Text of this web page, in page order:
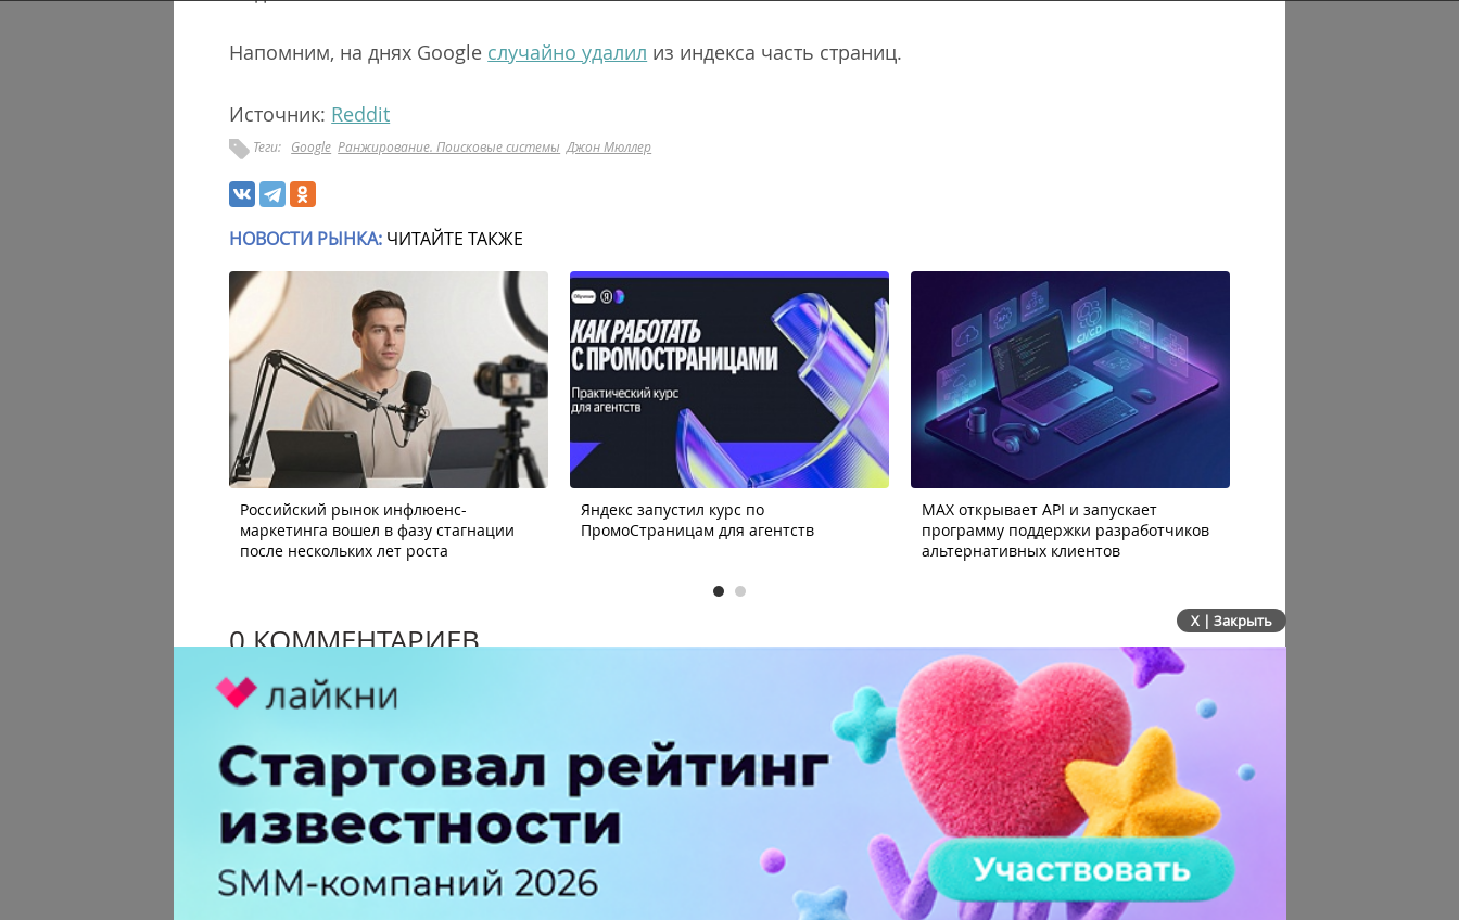
Напомним, на днях Google случайно удалил из индекса часть страниц.
Источник: Reddit
Теги: Google Ранжирование. Поисковые системы Джон Мюллер
НОВОСТИ РЫНКА: ЧИТАЙТЕ ТАКЖЕ
Российский рынок инфлюенс-
маркетинга вошел в фазу стагнации
после нескольких лет роста
Яндекс запустил курс по
ПромоСтраницам для агентств
MAX открывает API и запускает
программу поддержки разработчиков
альтернативных клиентов
0 КОММЕНТАРИЕВ
X | Закрыть